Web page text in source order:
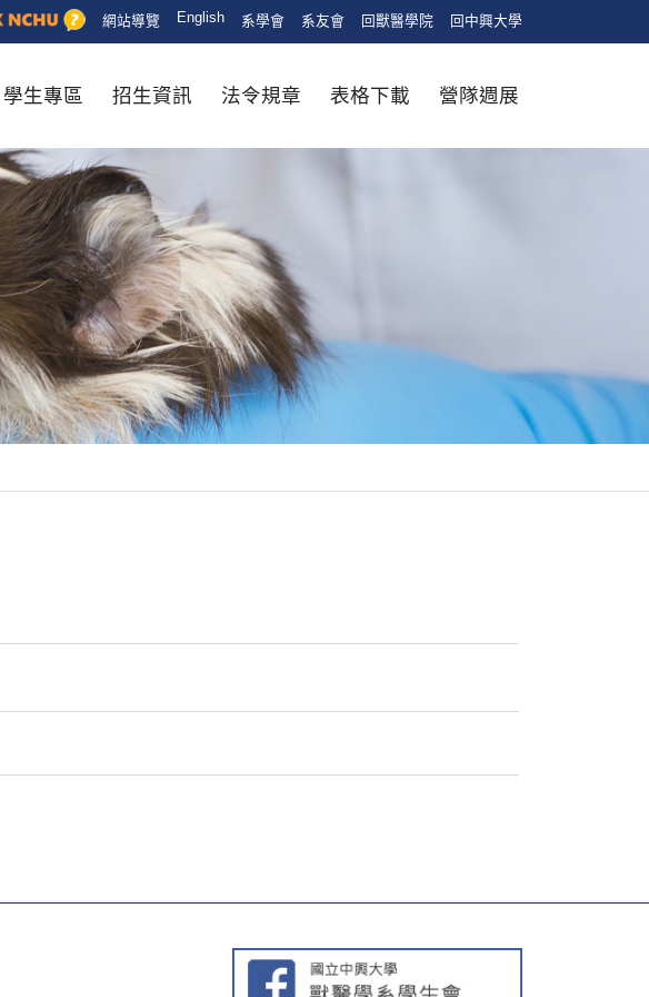
網站導覽 English 系學會 系友會 回獸醫學院 回中興大學
學生專區 招生資訊 法令規章 表格下載 營隊週展